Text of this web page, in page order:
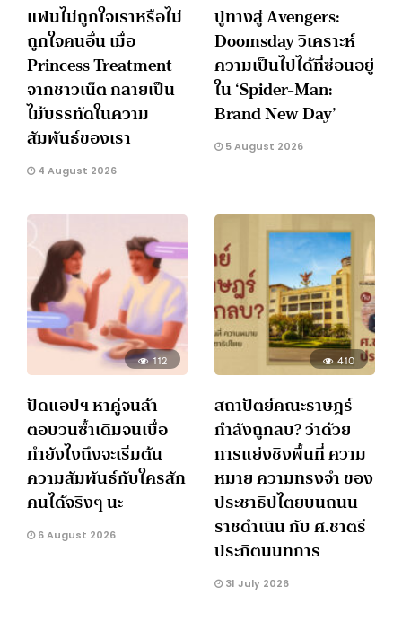
แฟนไม่ถูกใจเราหรือไม่
ถูกใจคนอื่น เมื่อ
Princess Treatment
จากชาวเน็ต กลายเป็น
ไม้บรรทัดในความ
สัมพันธ์ของเรา
4 August 2026
ปูทางสู่ Avengers:
Doomsday วิเคราะห์
ความเป็นไปได้ที่ซ่อนอยู่
ใน ‘Spider-Man:
Brand New Day’
5 August 2026
112
ปัดแอปฯ หาคู่จนล้า
ตอบวนซ้ำเดิมจนเบื่อ
ทำยังไงถึงจะเริ่มต้น
ความสัมพันธ์กับใครสัก
คนได้จริงๆ นะ
6 August 2026
410
สถาปัตย์คณะราษฎร์
กำลังถูกลบ? ว่าด้วย
การแย่งชิงพื้นที่ ความ
หมาย ความทรงจำ ของ
ประชาธิปไตยบนถนน
ราชดำเนิน กับ ศ.ชาตรี
ประกิตนนทการ
31 July 2026